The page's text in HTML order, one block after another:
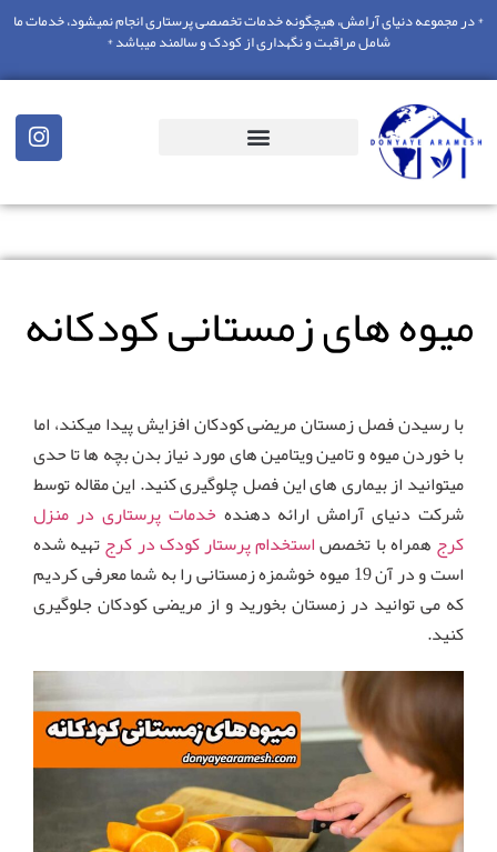
* در مجموعه دنیای آرامش، هیچگونه خدمات تخصصی پرستاری انجام نمیشود، خدمات ما
شامل مراقبت و نگهداری از کودک و سالمند میباشد *
میوه های زمستانی کودکانه
با رسیدن فصل زمستان مریضی کودکان افزایش پیدا میکند، اما
با خوردن میوه و تامین ویتامین های مورد نیاز بدن بچه ها تا حدی
میتوانید از بیماری های این فصل چلوگیری کنید. این مقاله توسط
شرکت دنیای آرامش ارائه دهندهخدمات پرستاری در منزل
کرجهمراه با تخصصاستخدام پرستار کودک در کرجتهیه شده
است و در آن 19 میوه خوشمزه زمستانی را به شما معرفی کردیم
که می توانید در زمستان بخورید و از مریضی کودکان جلوگیری
کنید.